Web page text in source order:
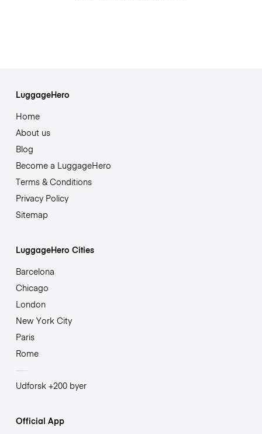
LuggageHero
Home
About us
Blog
Become a LuggageHero
Terms & Conditions
Privacy Policy
Sitemap
LuggageHero Cities
Barcelona
Chicago
London
New York City
Paris
Rome
Udforsk +200 byer
Official App